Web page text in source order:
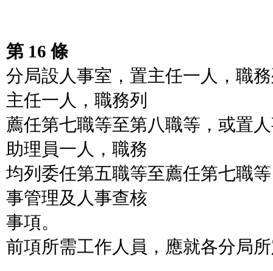
第 16 條
分局設人事室，置主任一人，職
主任一人，職務列
薦任第七職等至第八職等，或置
助理員一人，職務
均列委任第五職等至薦任第七職
事管理及人事查核
事項。
前項所需工作人員，應就各分局